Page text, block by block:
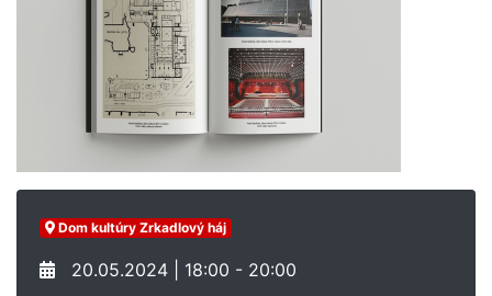
Dom kultúry Zrkadlový háj
20.05.2024 | 18:00 - 20:00